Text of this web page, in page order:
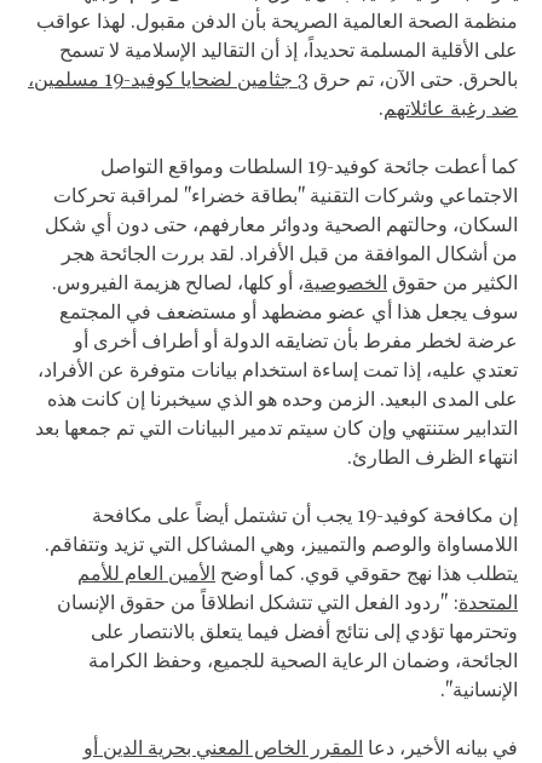
منظمة الصحة العالمية الصريحة بأن الدفن مقبول. لهذا عواقب
على الأقلية المسلمة تحديداً، إذ أن التقاليد الإسلامية لا تسمح
بالحرق. حتى الآن، تم حرق
3 جثامين لضحايا كوفيد-19 مسلمين،
ضد رغبة عائلاتهم.
كما أعطت جائحة كوفيد-19 السلطات ومواقع التواصل
الاجتماعي وشركات التقنية "بطاقة خضراء" لمراقبة تحركات
السكان، وحالتهم الصحية ودوائر معارفهم، حتى دون أي شكل
من أشكال الموافقة من قبل الأفراد. لقد بررت الجائحة هجر
الكثير من حقوق الخصوصية، أو كلها، لصالح هزيمة الفيروس.
سوف يجعل هذا أي عضو مضطهد أو مستضعف في المجتمع
عرضة لخطر مفرط بأن تضايقه الدولة أو أطراف أخرى أو
تعتدي عليه، إذا تمت إساءة استخدام بيانات متوفرة عن الأفراد،
على المدى البعيد. الزمن وحده هو الذي سيخبرنا إن كانت هذه
التدابير ستنتهي وإن كان سيتم تدمير البيانات التي تم جمعها بعد
انتهاء الظرف الطارئ.
إن مكافحة كوفيد-19 يجب أن تشتمل أيضاً على مكافحة
اللامساواة والوصم والتمييز، وهي المشاكل التي تزيد وتتفاقم.
يتطلب هذا نهج حقوقي قوي. كما أوضح الأمين العام للأمم
المتحدة: "ردود الفعل التي تتشكل انطلاقاً من حقوق الإنسان
وتحترمها تؤدي إلى نتائج أفضل فيما يتعلق بالانتصار على
الجائحة، وضمان الرعاية الصحية للجميع، وحفظ الكرامة
الإنسانية".
في بيانه الأخير، دعا المقرر الخاص المعني بحرية الدين أو